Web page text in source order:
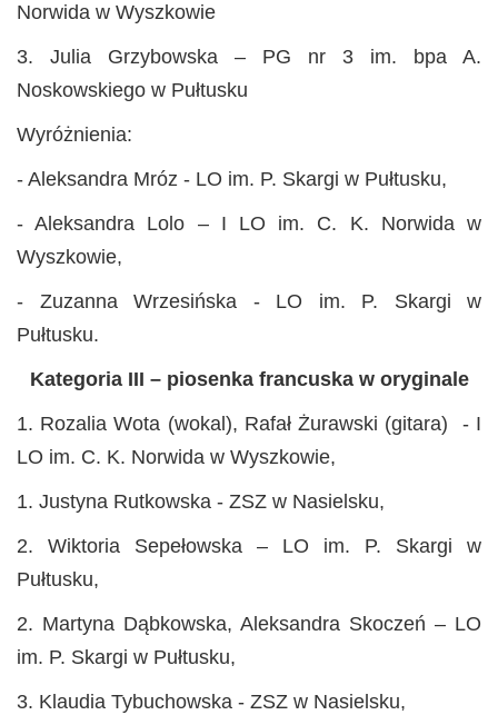
Norwida w Wyszkowie
3. Julia Grzybowska – PG nr 3 im. bpa A.
Noskowskiego w Pułtusku
Wyróżnienia:
- Aleksandra Mróz - LO im. P. Skargi w Pułtusku,
- Aleksandra Lolo – I LO im. C. K. Norwida w
Wyszkowie,
- Zuzanna Wrzesińska - LO im. P. Skargi w
Pułtusku.
Kategoria III – piosenka francuska w oryginale
1. Rozalia Wota (wokal), Rafał Żurawski (gitara) - I
LO im. C. K. Norwida w Wyszkowie,
1. Justyna Rutkowska - ZSZ w Nasielsku,
2. Wiktoria Sepełowska – LO im. P. Skargi w
Pułtusku,
2. Martyna Dąbkowska, Aleksandra Skoczeń – LO
im. P. Skargi w Pułtusku,
3. Klaudia Tybuchowska - ZSZ w Nasielsku,